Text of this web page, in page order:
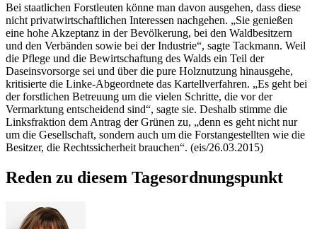
Bei staatlichen Forstleuten könne man davon ausgehen, dass diese
nicht privatwirtschaftlichen Interessen nachgehen. „Sie genießen
eine hohe Akzeptanz in der Bevölkerung, bei den Waldbesitzern
und den Verbänden sowie bei der Industrie“, sagte Tackmann. Weil
die Pflege und die Bewirtschaftung des Walds ein Teil der
Daseinsvorsorge sei und über die pure Holznutzung hinausgehe,
kritisierte die Linke-Abgeordnete das Kartellverfahren. „Es geht bei
der forstlichen Betreuung um die vielen Schritte, die vor der
Vermarktung entscheidend sind“, sagte sie. Deshalb stimme die
Linksfraktion dem Antrag der Grünen zu, „denn es geht nicht nur
um die Gesellschaft, sondern auch um die Forstangestellten wie die
Besitzer, die Rechtssicherheit brauchen“. (eis/26.03.2015)
Reden zu diesem Tagesordnungspunkt